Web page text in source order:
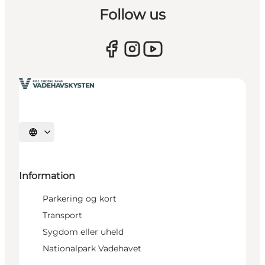
Follow us
Vælg sprog
Information
Parkering og kort
Transport
Sygdom eller uheld
Nationalpark Vadehavet